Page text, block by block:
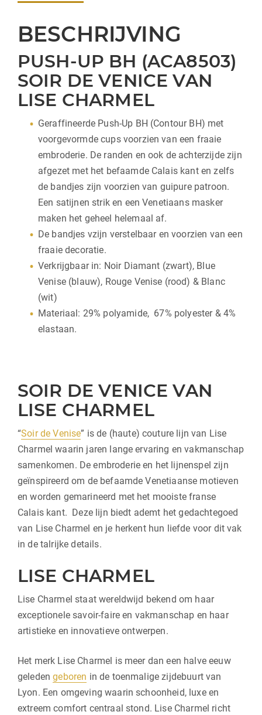
BESCHRIJVING
PUSH-UP BH (ACA8503)
SOIR DE VENICE VAN
LISE CHARMEL
Geraffineerde Push-Up BH (Contour BH) met
voorgevormde cups voorzien van een fraaie
embroderie. De randen en ook de achterzijde zijn
afgezet met het befaamde Calais kant en zelfs
de bandjes zijn voorzien van guipure patroon.
Een satijnen strik en een Venetiaans masker
maken het geheel helemaal af.
De bandjes vzijn verstelbaar en voorzien van een
fraaie decoratie.
Verkrijgbaar in: Noir Diamant (zwart), Blue
Venise (blauw), Rouge Venise (rood) & Blanc
(wit)
Materiaal: 29% polyamide, 67% polyester & 4%
elastaan.
SOIR DE VENICE VAN
LISE CHARMEL
“Soir de Venise” is de (haute) couture lijn van Lise
Charmel waarin jaren lange ervaring en vakmanschap
samenkomen. De embroderie en het lijnenspel zijn
geïnspireerd om de befaamde Venetiaanse motieven
en worden gemarineerd met het mooiste franse
Calais kant. Deze lijn biedt ademt het gedachtegoed
van Lise Charmel en je herkent hun liefde voor dit vak
in de talrijke details.
LISE CHARMEL
Lise Charmel staat wereldwijd bekend om haar
exceptionele savoir-faire en vakmanschap en haar
artistieke en innovatieve ontwerpen.
Het merk Lise Charmel is meer dan een halve eeuw
geledengeboren in de toenmalige zijdebuurt van
Lyon. Een omgeving waarin schoonheid, luxe en
extreem comfort centraal stond. Lise Charmel richt